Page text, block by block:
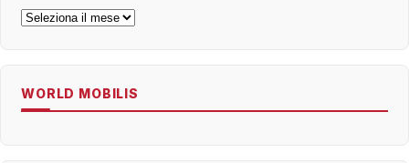
Archivi
WORLD MOBILIS